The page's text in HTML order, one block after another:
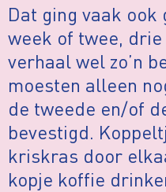
Dat ging vaak
week of twee,
verhaal wel zo’n
moesten alleen
de tweede en/of
bevestigd.
kriskras door
kopje koffie